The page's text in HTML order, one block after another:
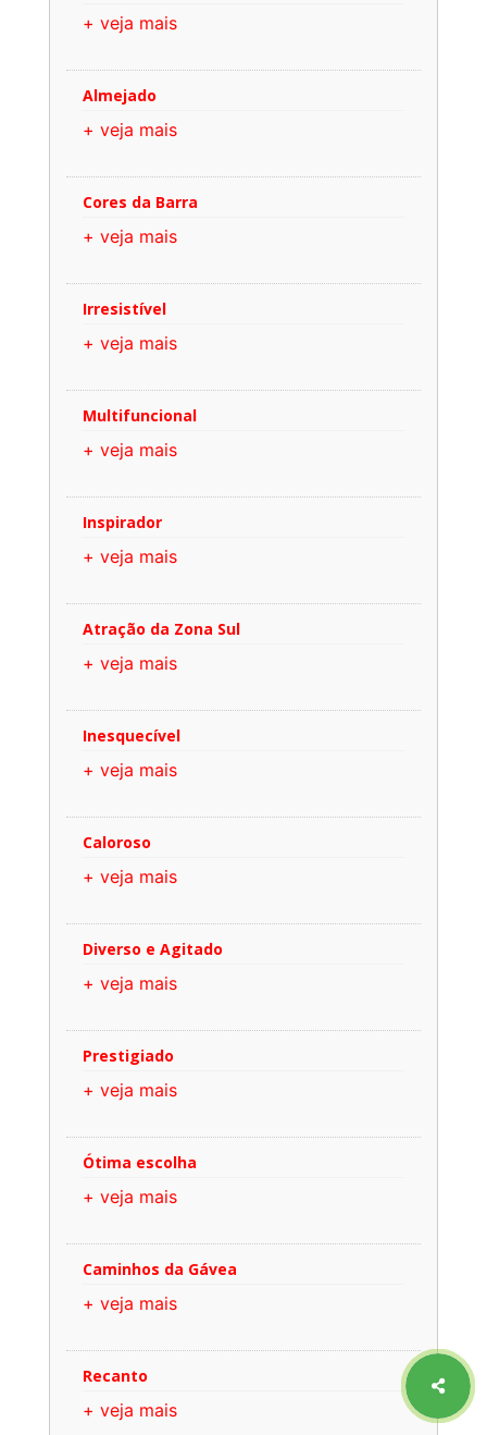
+ veja mais
Almejado
+ veja mais
Cores da Barra
+ veja mais
Irresistível
+ veja mais
Multifuncional
+ veja mais
Inspirador
+ veja mais
Atração da Zona Sul
+ veja mais
Inesquecível
+ veja mais
Caloroso
+ veja mais
Diverso e Agitado
+ veja mais
Prestigiado
+ veja mais
Ótima escolha
+ veja mais
Caminhos da Gávea
+ veja mais
Recanto
+ veja mais